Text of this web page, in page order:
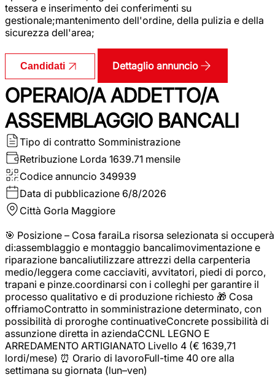
tessera e inserimento dei conferimenti su
gestionale;mantenimento dell'ordine, della pulizia e della
sicurezza dell'area;
Candidati Dettaglio annuncio
OPERAIO/A ADDETTO/A
ASSEMBLAGGIO BANCALI
Tipo di contratto Somministrazione
Retribuzione Lorda 1639.71 mensile
Codice annuncio 349939
Data di pubblicazione 6/8/2026
Città Gorla Maggiore
🎯 Posizione – Cosa faraiLa risorsa selezionata si occuperà
di:assemblaggio e montaggio bancalimovimentazione e
riparazione bancaliutilizzare attrezzi della carpenteria
medio/leggera come cacciaviti, avvitatori, piedi di porco,
trapani e pinze.coordinarsi con i colleghi per garantire il
processo qualitativo e di produzione richiesto 🎁 Cosa
offriamoContratto in somministrazione determinato, con
possibilità di proroghe continuativeConcrete possibilità di
assunzione diretta in aziendaCCNL LEGNO E
ARREDAMENTO ARTIGIANATO Livello 4 (€ 1639,71
lordi/mese) ⏰ Orario di lavoroFull-time 40 ore alla
settimana su giornata (lun–ven)